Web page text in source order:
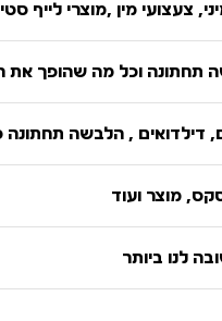
צעצועי מין ,מוצרי לייף
תחתונה וכל מה שהופך את
דילדואים , הלבשה תחתונה
מוצר ועוד
לנו ביותר